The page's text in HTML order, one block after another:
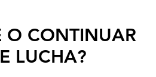
O CONTINUAR
LUCHA?